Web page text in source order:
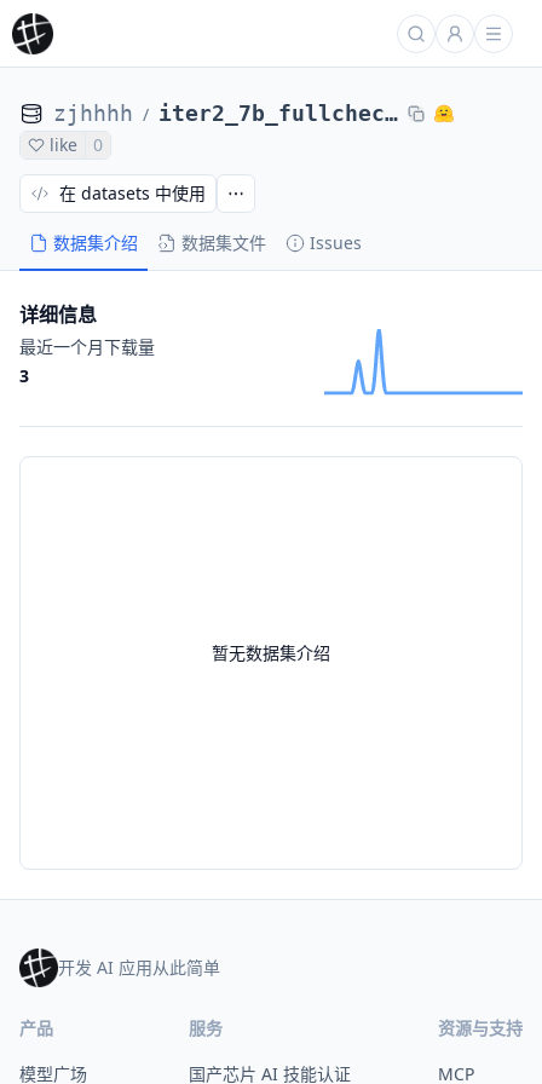
zjhhhh / iter2_7b_fullcheck_gap_0.17_scores_adversary_52
like 0
数据集介绍 数据集文件 Issues
在 datasets 中使用
暂无数据集介绍
详细信息
最近一个月下载量
3
开发 AI 应用从此简单
产品
模型广场
服务
国产芯片 AI 技能认证
资源与支持
MCP